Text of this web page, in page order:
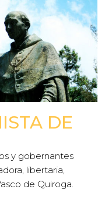
DE
y gobernantes
libertaria,
de Quiroga.